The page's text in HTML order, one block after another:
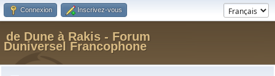
Connexion Inscrivez-vous
de Dune à Rakis - Forum
Duniversel Francophone